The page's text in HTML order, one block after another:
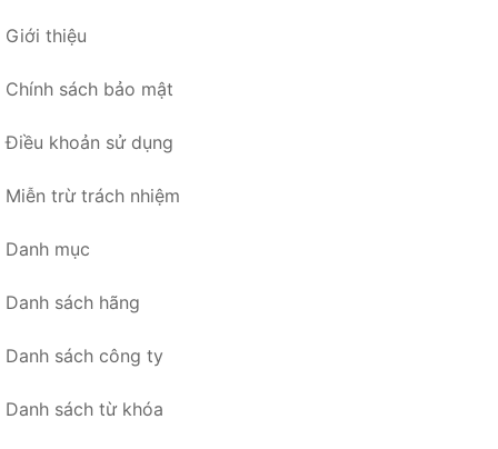
Giới thiệu
Chính sách bảo mật
Điều khoản sử dụng
Miễn trừ trách nhiệm
Danh mục
Danh sách hãng
Danh sách công ty
Danh sách từ khóa